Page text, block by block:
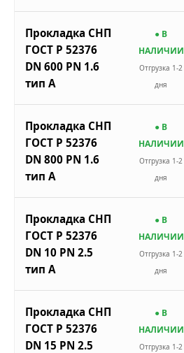
Прокладка СНП
ГОСТ Р 52376
DN 600 PN 1.6
тип A
● В
НАЛИЧИИ
Отгрузка 1-2
дня
Прокладка СНП
ГОСТ Р 52376
DN 800 PN 1.6
тип A
● В
НАЛИЧИИ
Отгрузка 1-2
дня
Прокладка СНП
ГОСТ Р 52376
DN 10 PN 2.5
тип A
● В
НАЛИЧИИ
Отгрузка 1-2
дня
Прокладка СНП
ГОСТ Р 52376
DN 15 PN 2.5
● В
НАЛИЧИИ
Отгрузка 1-2